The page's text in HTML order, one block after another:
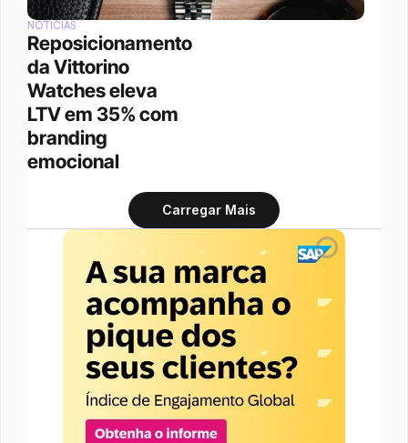
NOTÍCIAS
Reposicionamento
da Vittorino
Watches eleva
LTV em 35% com
branding
emocional
Carregar Mais